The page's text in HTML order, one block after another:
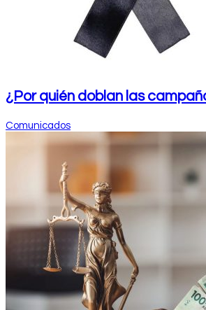
¿Por quién doblan las
Comunicados